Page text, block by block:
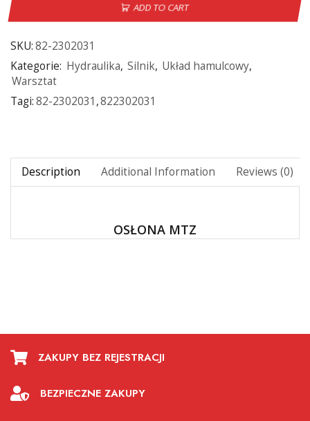
ADD TO CART
SKU:82-2302031
Kategorie: Hydraulika, Silnik, Układ hamulcowy,
Warsztat
Tagi:82-2302031 ,822302031
Description Additional Information Reviews (0)
OSŁONA MTZ
ZAKUPY BEZ REJESTRACJI
BEZPIECZNE ZAKUPY